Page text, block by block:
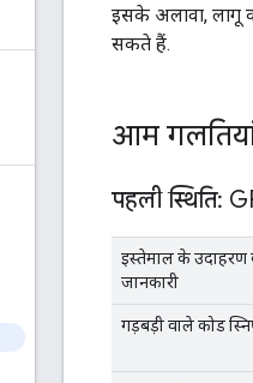
इसके अलावा, लागू
सकते हैं.
आम
पहली स्थिति:
इस्तेमाल के उदाहरण
जानकारी
गड़बड़ी वाले कोड